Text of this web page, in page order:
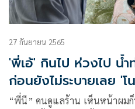
27 กันยายน 2565
'พี่เอ้' กินไป ห่วงไป น้
ก่อนยังไม่ระบายเลย '
คิดว่าต้องเจออะไรบ้าง
“พี่นี” คนดูแลร้าน เห็นหน้าผม